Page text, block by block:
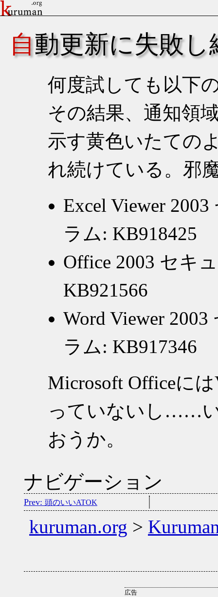
自動更新に失敗
何度試しても以下
その結果、通知領
示す黄色いたての
れ続けている。邪
Excel Viewer
ラム: KB918425
Office 2003 セキ
KB921566
Word Viewer
ラム: KB917346
Microsoft Officeに
っていないし……
おうか。
ナビゲーション
頭のいいATOK
kuruman.org >